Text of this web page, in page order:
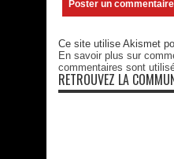
Ce site utilise Akismet
En savoir plus sur
commentaires sont
RETROUVEZ LA